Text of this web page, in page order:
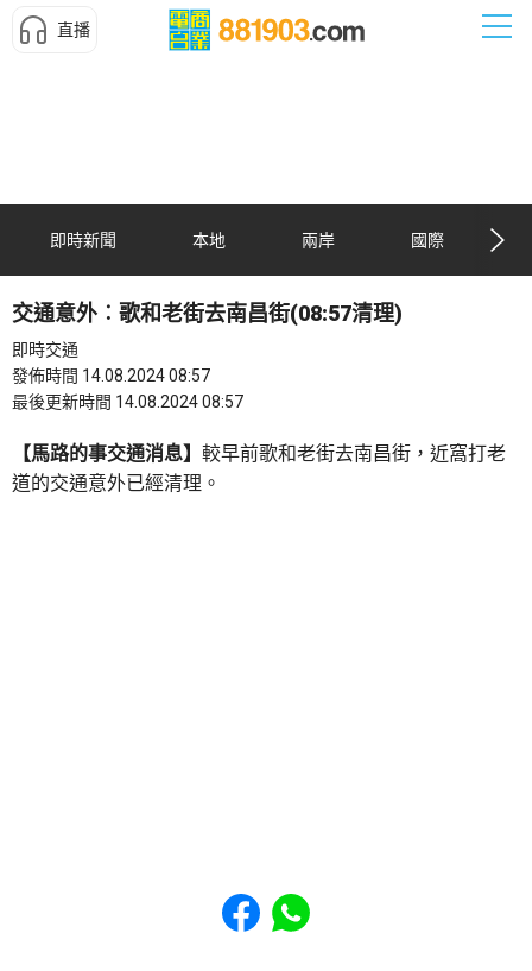
直播
即時新聞 本地 兩岸 國際
交通意外︰歌和老街去南昌街(08:57清理)
即時交通
發佈時間 14.08.2024 08:57
最後更新時間 14.08.2024 08:57
【馬路的事交通消息】 較早前歌和老街去南昌街，近窩打老
道的交通意外已經清理。
Share to Facebook
Share to WhatsApp